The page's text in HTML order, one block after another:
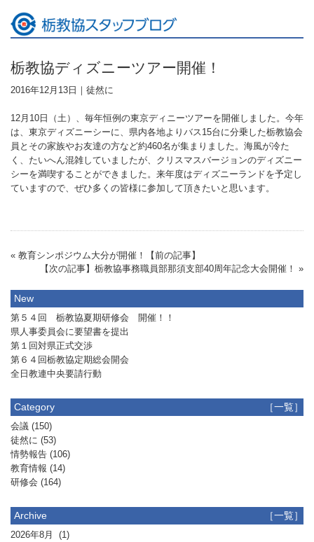
栃教協ディズニーツアー開催！
2016年12月13日｜ 徒然に
12月10日（土）、毎年恒例の東京ディニーツアーを開催しました。今年
は、東京ディズニーシーに、県内各地よりバス15台に分乗した栃教協会
員とその家族やお友達の方など約460名が集まりました。海風が冷た
く、たいへん混雑していましたが、クリスマスバージョンのディズニー
シーを満喫することができました。来年度はディズニーランドを予定し
ていますので、ぜひ多くの皆様に参加して頂きたいと思います。
« 教育シンポジウム大分が開催！【前の記事】
【次の記事】栃教協事務職員部那須支部40周年記念大会開催！ »
New
第５４回 栃教協夏期研修会 開催！！
県人事委員会に要望書を提出
第１回対県正式交渉
第６４回栃教協定期総会開会
全日教連中央要請行動
Category ［一覧］
会議 (150)
徒然に (53)
情勢報告 (106)
教育情報 (14)
研修会 (164)
Archive ［一覧］
2026年8月
(1)